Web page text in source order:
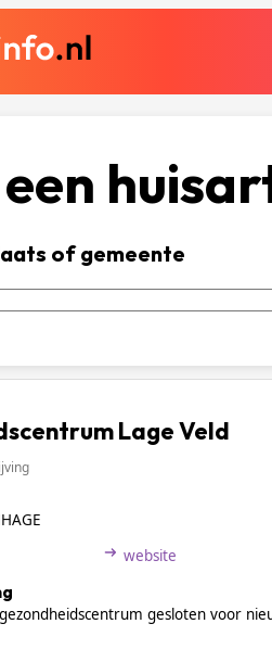
of gemeente
Lage Veld
website
gesloten voor